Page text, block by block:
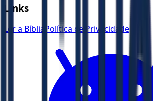
Links
Ler a Bíblia Política de Privacidade